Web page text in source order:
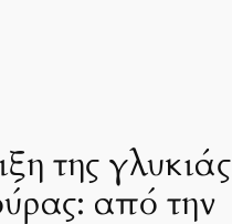
της γλυκιάς
από την